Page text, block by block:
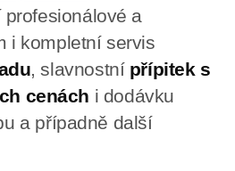
a
i kompletní servis
, slavnostní přípitek s
cenách i dodávku
a případně další